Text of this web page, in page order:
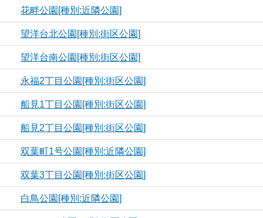
花畔公園[種別:近隣公園]
望洋台北公園[種別:街区公園]
望洋台南公園[種別:街区公園]
永福2丁目公園[種別:街区公園]
船見1丁目公園[種別:街区公園]
船見2丁目公園[種別:街区公園]
双葉町1号公園[種別:近隣公園]
双葉3丁目公園[種別:街区公園]
白鳥公園[種別:近隣公園]